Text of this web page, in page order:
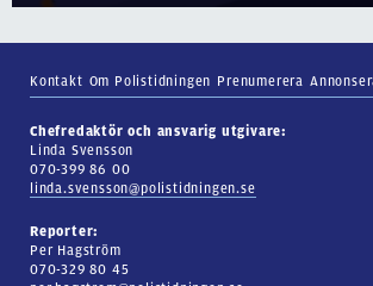
Kontakt Om Polistidningen Prenumerera
Chefredaktör och ansvarig utgivare:
Linda Svensson
070-399 86 00
linda.svensson@polistidningen.se
Reporter:
Per Hagström
070-329 80 45